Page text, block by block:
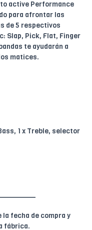
active Performance
para afrontar las
de 5 respectivos
Slap, Pick, Flat, Finger
te ayudarán a
matices.
1 x Treble, selector
fecha de compra y
fábrica.